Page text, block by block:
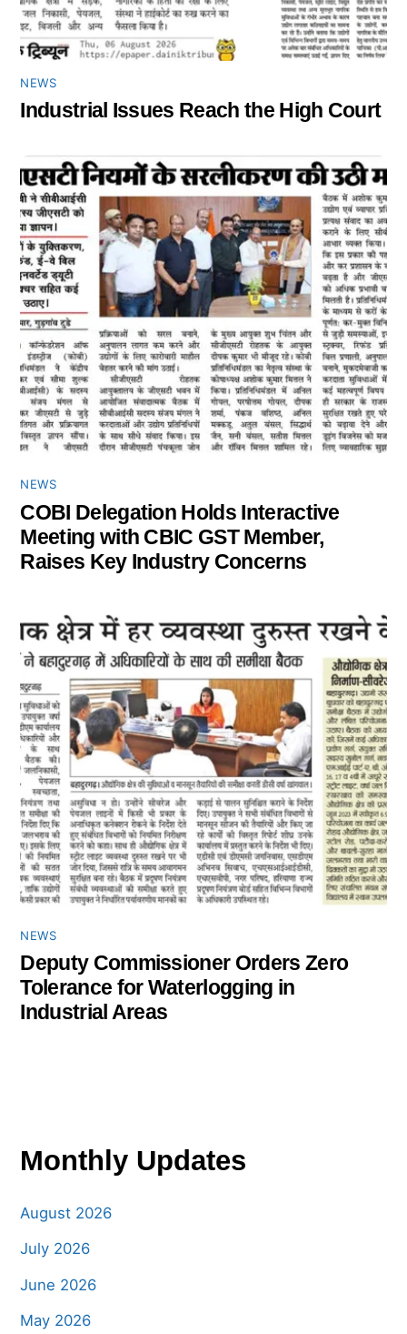
NEWS
Industrial Issues Reach the High Court
NEWS
COBI Delegation Holds Interactive
Meeting with CBIC GST Member,
Raises Key Industry Concerns
NEWS
Deputy Commissioner Orders Zero
Tolerance for Waterlogging in
Industrial Areas
Monthly Updates
August 2026
July 2026
June 2026
May 2026